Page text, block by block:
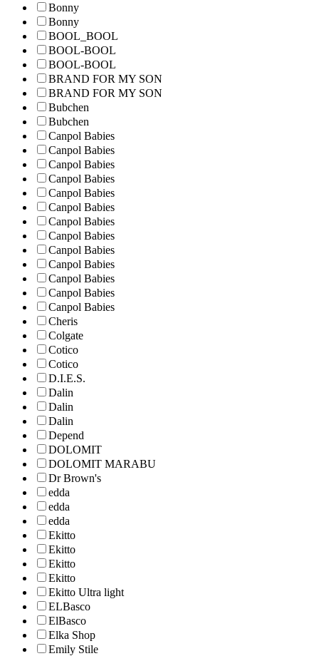
Bonny
Bonny
BOOL_BOOL
BOOL-BOOL
BOOL-BOOL
BRAND FOR MY SON
BRAND FOR MY SON
Bubchen
Bubchen
Canpol Babies
Canpol Babies
Canpol Babies
Canpol Babies
Canpol Babies
Canpol Babies
Canpol Babies
Canpol Babies
Canpol Babies
Canpol Babies
Canpol Babies
Canpol Babies
Canpol Babies
Cheris
Colgate
Cotico
Cotico
D.I.E.S.
Dalin
Dalin
Dalin
Depend
DOLOMIT
DOLOMIT MARABU
Dr Brown's
edda
edda
edda
Ekitto
Ekitto
Ekitto
Ekitto
Ekitto Ultra light
ELBasco
ElBasco
Elka Shop
Emily Stile